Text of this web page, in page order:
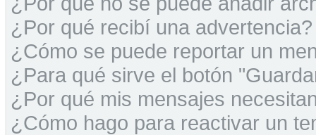
¿Por qué recibí una advertencia?
¿Cómo se puede reportar un
¿Para qué sirve el botón
¿Por qué mis mensajes
¿Cómo hago para reactivar un